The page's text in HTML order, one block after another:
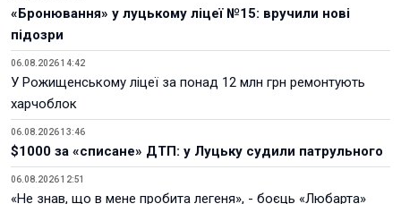
«Бронювання» у луцькому ліцеї №15: вручили нові
підозри
06.08.2026 14:42
У Рожищенському ліцеї за понад 12 млн грн ремонтують
харчоблок
06.08.2026 13:46
$1000 за «списане» ДТП: у Луцьку судили патрульного
06.08.2026 12:51
«Не знав, що в мене пробита легеня», - боєць «Любарта»